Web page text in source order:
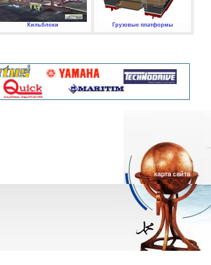
Кильблоки Грузовые платформы